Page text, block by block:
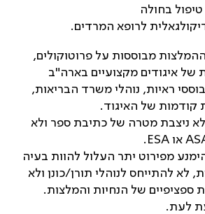
בחולה
לרופא המרדים.
מבוססות על פרוטוקולים,
של איגודים מקצועיים בארה"ב
ראיות, נוהלי משרד הבריאות,
קודמות של האיגוד.
לא ניצבת מטרה של כתיבת ספר ולא
או ESA
.
מפירוט יתר העלול להוות בעיה
לא להתייחס לנוהלי תורן/כונן ולא
ספציפיים של הנחיות והמלצות.
לעת.